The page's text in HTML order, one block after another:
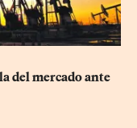
del mercado ante